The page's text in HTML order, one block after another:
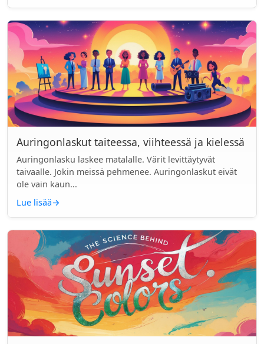
Auringonlaskut taiteessa, viihteessä ja kielessä
Auringonlasku laskee matalalle. Värit levittäytyvät
taivaalle. Jokin meissä pehmenee. Auringonlaskut eivät
ole vain kaun...
Lue lisää→